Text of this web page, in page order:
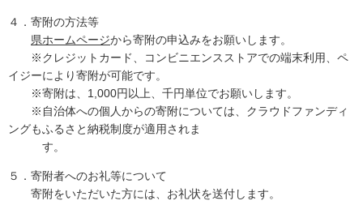
４．寄附の方法等
県ホームページから寄附の申込みをお願いします。
※クレジットカード、コンビニエンスストアでの端末利用、ペ
イジーにより寄附が可能です。
※寄附は、1,000円以上、千円単位でお願いします。
※自治体への個人からの寄附については、クラウドファンディ
ングもふるさと納税制度が適用されま
す。
５．寄附者へのお礼等について
寄附をいただいた方には、お礼状を送付します。